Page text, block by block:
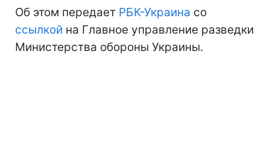
Об этом передает РБК-Украина со
ссылкой на Главное управление разведки
Министерства обороны Украины.